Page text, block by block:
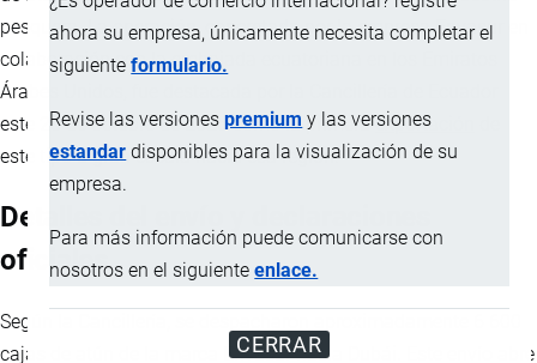
ahora su empresa, únicamente necesita completar el
siguienteformulario.
Revise las versionespremium y las versiones
estandar disponibles para la visualización de su
empresa.
Para más información puede comunicarse con
nosotros en el siguienteenlace.
CERRAR
pesquera. La operación, concretada por la empresa Envasur en
colaboración con la embajada ecuatoriana en los Emiratos
Árabes Unidos, fue destacada por la Cancillería de Ecuador
este 28 de octubre de 2025 como la primeraexportación
este tipo a gran escala hacia esa región.
Detalles del envío y declaraciones
oficiales
Según la Cancillería, se despacharon aproximadamente 6 600
cajas de atún de la marca Envasur hacia Dubái. Este envío abre